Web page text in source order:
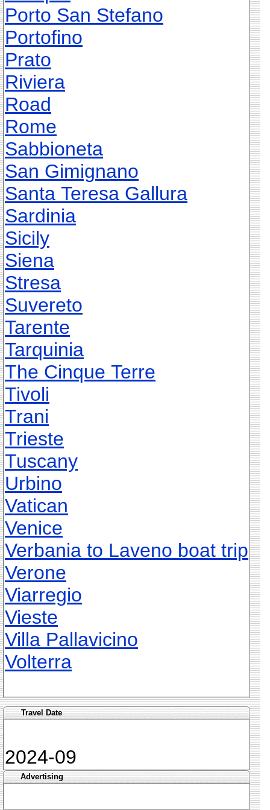
Porto San Stefano
Portofino
Prato
Riviera
Road
Rome
Sabbioneta
San Gimignano
Santa Teresa Gallura
Sardinia
Sicily
Siena
Stresa
Suvereto
Tarente
Tarquinia
The Cinque Terre
Tivoli
Trani
Trieste
Tuscany
Urbino
Vatican
Venice
Verbania to Laveno boat trip
Verone
Viarregio
Vieste
Villa Pallavicino
Volterra
Travel Date
2024-09
Advertising